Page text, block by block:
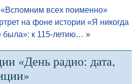
всех поименно»
на фоне истории «Я никогда
была»: к 115-летию… »
«День радио: дата,